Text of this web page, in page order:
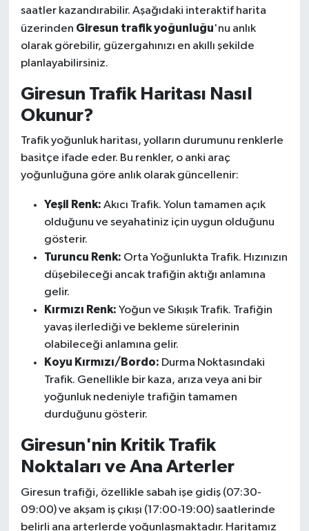
saatler kazandırabilir. Aşağıdaki interaktif harita
üzerinden Giresun trafik yoğunluğu'nu anlık
olarak görebilir, güzergahınızı en akıllı şekilde
planlayabilirsiniz.
Giresun Trafik Haritası Nasıl
Okunur?
Trafik yoğunluk haritası, yolların durumunu renklerle
basitçe ifade eder. Bu renkler, o anki araç
yoğunluğuna göre anlık olarak güncellenir:
Yeşil Renk: Akıcı Trafik. Yolun tamamen açık
olduğunu ve seyahatiniz için uygun olduğunu
gösterir.
Turuncu Renk: Orta Yoğunlukta Trafik. Hızınızın
düşebileceği ancak trafiğin aktığı anlamına
gelir.
Kırmızı Renk: Yoğun ve Sıkışık Trafik. Trafiğin
yavaş ilerlediği ve bekleme sürelerinin
olabileceği anlamına gelir.
Koyu Kırmızı/Bordo: Durma Noktasındaki
Trafik. Genellikle bir kaza, arıza veya ani bir
yoğunluk nedeniyle trafiğin tamamen
durduğunu gösterir.
Giresun'nin Kritik Trafik
Noktaları ve Ana Arterler
Giresun trafiği, özellikle sabah işe gidiş (07:30-
09:00) ve akşam iş çıkışı (17:00-19:00) saatlerinde
belirli ana arterlerde yoğunlaşmaktadır. Haritamız